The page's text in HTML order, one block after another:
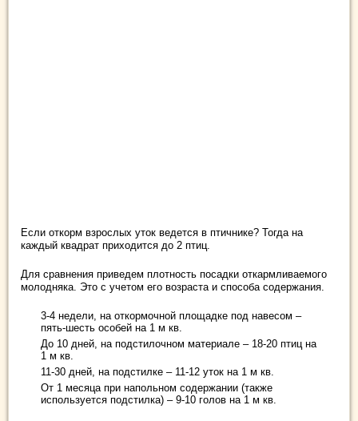
Если откорм взрослых уток ведется в птичнике? Тогда на
каждый квадрат приходится до 2 птиц.
Для сравнения приведем плотность посадки откармливаемого
молодняка. Это с учетом его возраста и способа содержания.
3-4 недели, на откормочной площадке под навесом –
пять-шесть особей на 1 м кв.
До 10 дней, на подстилочном материале – 18-20 птиц на
1 м кв.
11-30 дней, на подстилке – 11-12 уток на 1 м кв.
От 1 месяца при напольном содержании (также
используется подстилка) – 9-10 голов на 1 м кв.